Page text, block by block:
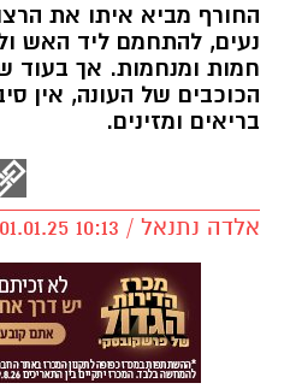
החורף מביא איתו את
נעים, להתחמם ליד האש
חמות ומנחמות. אך בעוד
הכוכבים של העונה, אין
בריאים ומזינים.
אלדה נתנאל / 10:13 01.01.25